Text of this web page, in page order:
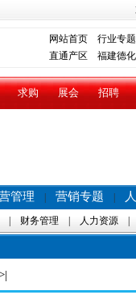
网站首页
行业专题
直通产区 福建德化
求购 展会 招聘
管理 营销专题
财务管理 人力资源